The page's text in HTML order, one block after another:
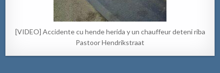
[VIDEO] Accidente cu hende herida y un chauffeur deteni riba
Pastoor Hendrikstraat